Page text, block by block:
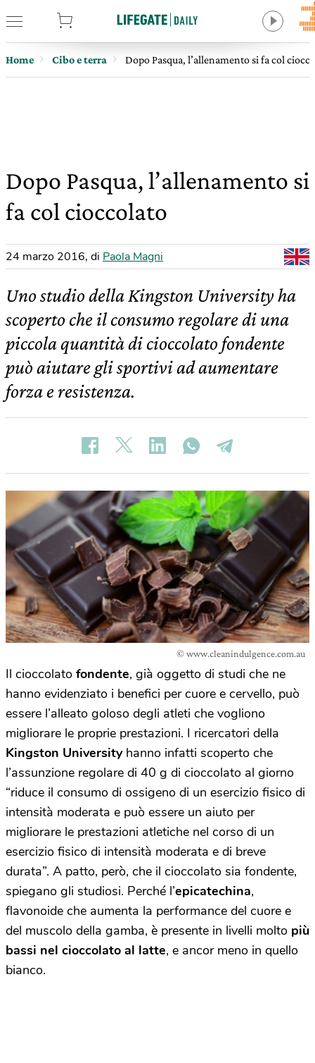
Home Cibo e terra Dopo Pasqua, l’allenamento si fa col
Dopo Pasqua, l’allenamento si
fa col cioccolato
24 marzo 2016, di Paola Magni
Uno studio della Kingston University ha
scoperto che il consumo regolare di una
piccola quantità di cioccolato fondente
può aiutare gli sportivi ad aumentare
forza e resistenza.
© www.cleanindulgence.com.au
Il cioccolato fondente, già oggetto di studi che ne
hanno evidenziato i benefici per cuore e cervello, può
essere l’alleato goloso degli atleti che vogliono
migliorare le proprie prestazioni. I ricercatori della
Kingston Universityhanno infatti scoperto che
l’assunzione regolare di 40 g di cioccolato al giorno
“riduce il consumo di ossigeno di un esercizio fisico di
intensità moderata e può essere un aiuto per
migliorare le prestazioni atletiche nel corso di un
esercizio fisico di intensità moderata e di breve
durata”. A patto, però, che il cioccolato sia fondente,
spiegano gli studiosi. Perché l’epicatechina,
flavonoide che aumenta la performance del cuore e
del muscolo della gamba, è presente in livelli molto più
bassi nel cioccolato al latte, e ancor meno in quello
bianco.